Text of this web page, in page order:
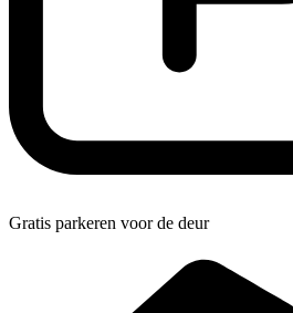
Gratis parkeren voor de deur